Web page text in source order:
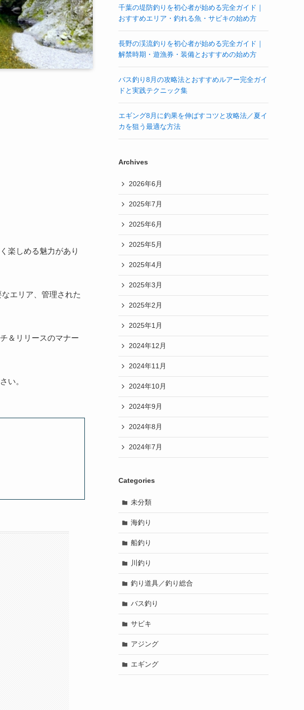
楽しめる魅力があり
エリア、管理された
＆リリースのマナー
い。
千葉の堤防釣りを初心者が始める完全ガイド｜
おすすめエリア・釣れる魚・サビキの始め方
長野の渓流釣りを初心者が始める完全ガイド｜
解禁時期・遊漁券・装備とおすすめの始め方
バス釣り8月の攻略法とおすすめルアー完全ガイ
ドと実践テクニック集
エギング8月に釣果を伸ばすコツと攻略法／夏イ
カを狙う最適な方法
Archives
2026年6月
2025年7月
2025年6月
2025年5月
2025年4月
2025年3月
2025年2月
2025年1月
2024年12月
2024年11月
2024年10月
2024年9月
2024年8月
2024年7月
Categories
未分類
海釣り
船釣り
川釣り
釣り道具／釣り総合
バス釣り
サビキ
アジング
エギング